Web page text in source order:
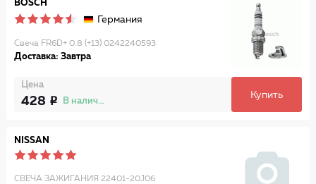
BOSCH
Германия
Свеча FR6D+ 0.8 (+13) 0242240593
Доставка: Завтра
Цена
428 В наличии
Купить
NISSAN
СВЕЧА ЗАЖИГАНИЯ 22401-20J06